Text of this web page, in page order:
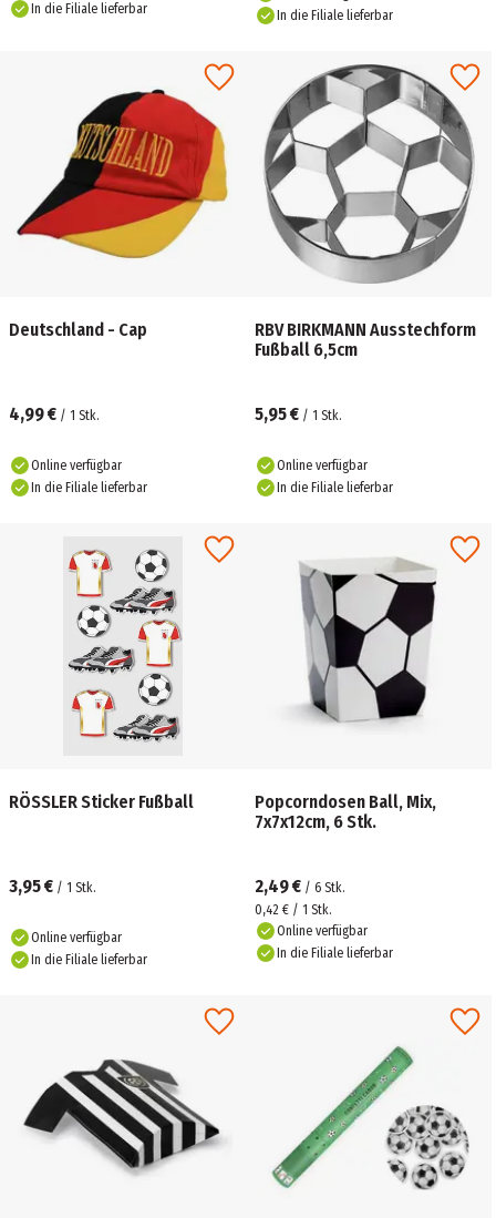
In die Filiale lieferbar
In die Filiale lieferbar
Deutschland - Cap
4,99 € / 1 Stk.
Online verfügbar
In die Filiale lieferbar
RBV BIRKMANN Ausstechform
Fußball 6,5cm
5,95 € / 1 Stk.
Online verfügbar
In die Filiale lieferbar
RÖSSLER Sticker Fußball
3,95 € / 1 Stk.
Online verfügbar
In die Filiale lieferbar
Popcorndosen Ball, Mix,
7x7x12cm, 6 Stk.
2,49 € / 6 Stk.
0,42 € / 1 Stk.
Online verfügbar
In die Filiale lieferbar